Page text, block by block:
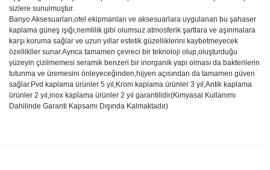
sizlere sunulmuştur.
Banyo Aksesuarları,otel ekipmanları ve aksesuarlara uygulanan bu şahaser
kaplama güneş ışığı,nemlilik gibi olumsuz atmosferik şartlara ve aşınmalara
karşı koruma sağlar ve uzun yıllar estetik güzelliklerini kaybetmeyecek
özellikller sunar.Ayrıca tamamen çevreci bir teknoloji olup,oluşturduğu
yüzeyin çizilmemesi seramik benzeri bir inorganik yapı olması da bakterilerin
tutunma ve üremesini önleyeceğinden,hijyen açısından da tamamen güven
sağlar.Pvd kaplama ürünler 5 yıl,Krom kaplama ürünler 3 yıl,Antik kaplama
ürünler 2 yıl,inox kaplama ürünler 2 yıl garantilidir(Kimyasal Kullanımı
Dahilinde Garanti Kapsamı Dışında Kalmaktadır)